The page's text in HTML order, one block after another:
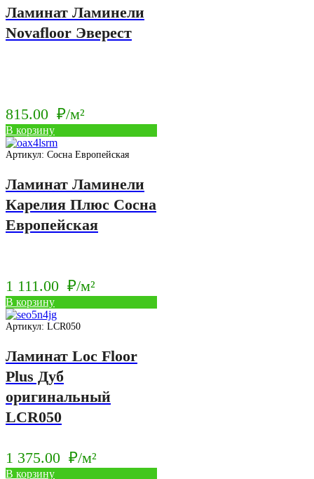
Ламинат Ламинели
Novafloor Эверест
815.00 ₽/м²
В корзину
Артикул: Сосна Европейская
Ламинат Ламинели
Карелия Плюс Сосна
Европейская
1 111.00 ₽/м²
В корзину
Артикул: LCR050
Ламинат Loc Floor
Plus Дуб
оригинальный
LCR050
1 375.00 ₽/м²
В корзину